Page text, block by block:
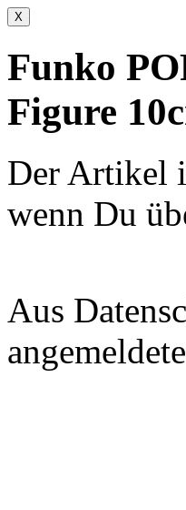
X
Funko
Figure
Der Artikel
wenn Du
Aus